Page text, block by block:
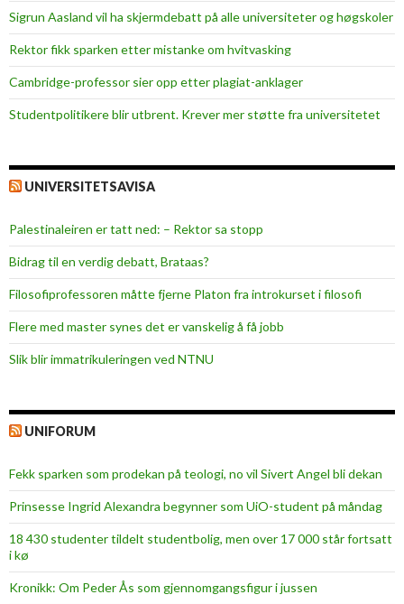
Sigrun Aasland vil ha skjerm­debatt på alle universiteter og høgskoler
Rektor fikk sparken etter mistanke om hvitvasking
Cambridge-professor sier opp etter plagiat-anklager
Studentpolitikere blir utbrent. Krever mer støtte fra universitetet
UNIVERSITETSAVISA
Palestinaleiren er tatt ned: – Rektor sa stopp
Bidrag til en verdig debatt, Brataas?
Filosofiprofessoren måtte fjerne Platon fra introkurset i filosofi
Flere med master synes det er vanskelig å få jobb
Slik blir immatrikuleringen ved NTNU
UNIFORUM
Fekk sparken som prodekan på teologi, no vil Sivert Angel bli dekan
Prinsesse Ingrid Alexandra begynner som UiO-student på måndag
18 430 studenter tildelt studentbolig, men over 17 000 står fortsatt
i kø
Kronikk: Om Peder Ås som gjennomgangsfigur i jussen